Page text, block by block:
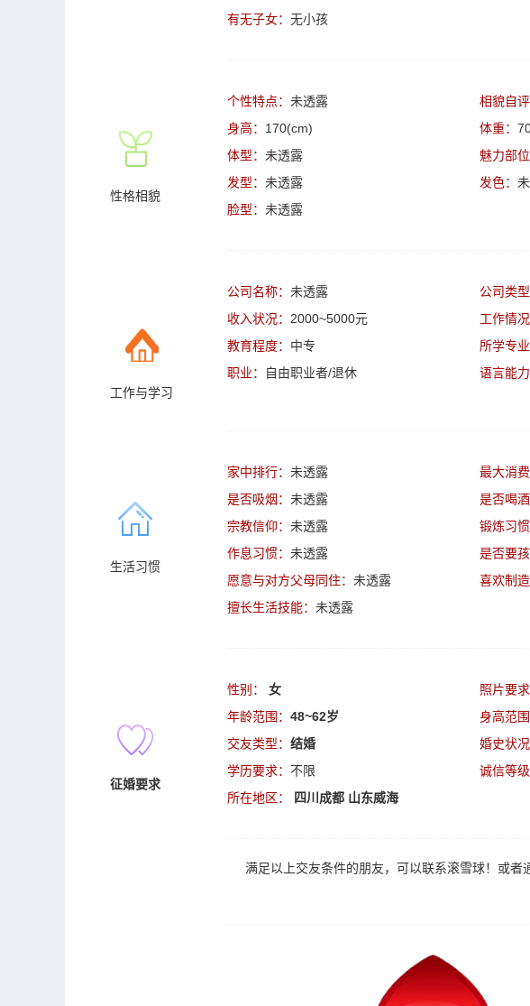
有无子女： 无小孩
性格相貌
个性特点： 未透露 相貌自评
身高： 170(cm) 体重：
体型： 未透露 魅力部位
发型： 未透露 发色：
脸型： 未透露
工作与学习
公司名称： 未透露 公司类型
收入状况： 2000~5000元 工作情况
教育程度： 中专 所学专业
职业：
自由职业者/退休 语言能力
生活习惯
家中排行： 未透露 最大消费
是否吸烟： 未透露 是否喝酒
宗教信仰： 未透露 锻炼习惯
作息习惯： 未透露 是否要孩
愿意与对方父母同住： 未透露 喜欢制造
擅长生活技能： 未透露
征婚要求
性别： 女 照片要求
年龄范围： 48~62岁 身高范围
交友类型： 结婚 婚史状况
学历要求： 不限 诚信等级
所在地区：
四川成都 山东威海
满足以上交友条件的朋友，可以联系滚雪球！或者